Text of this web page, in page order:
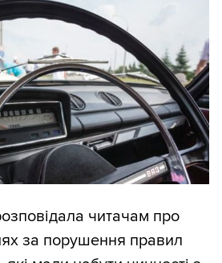
читачам про
за порушення правил